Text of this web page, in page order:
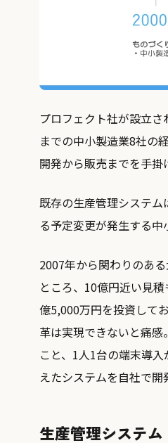
プロフェクト社が設立
までの中小製造業8社の
開発から販売までを手掛
既存の生産管理システ
る予定変更が発生する中
2007年から関わりのあ
ところ、10億円近い見
億5,000万円を投資して
革は実現できないと痛
こと、1人1台の端末導
えたシステムを自社で開
生産管理システ